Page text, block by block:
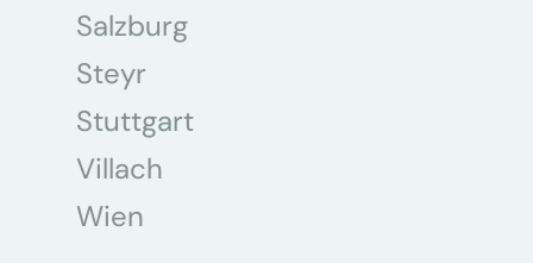
Salzburg
Steyr
Stuttgart
Villach
Wien